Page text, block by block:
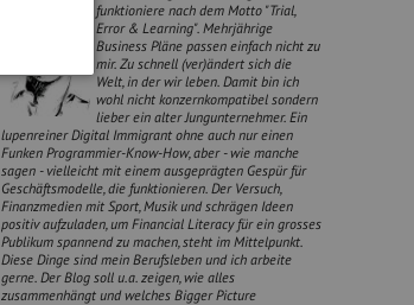
funktioniere nach dem Motto "Trial,
Error & Learning". Mehrjährige
Business Pläne passen einfach nicht zu
mir. Zu schnell (ver)ändert sich die
Welt, in der wir leben. Damit bin ich
wohl nicht konzernkompatibel sondern
lieber ein alter Jungunternehmer. Ein
lupenreiner Digital Immigrant ohne auch nur einen
Funken Programmier-Know-How, aber - wie manche
sagen - vielleicht mit einem ausgeprägten Gespür für
Geschäftsmodelle, die funktionieren. Der Versuch,
Finanzmedien mit Sport, Musik und schrägen Ideen
positiv aufzuladen, um Financial Literacy für ein grosses
Publikum spannend zu machen, steht im Mittelpunkt.
Diese Dinge sind mein Berufsleben und ich arbeite
gerne. Der Blog soll u.a. zeigen, wie alles
zusammenhängt und welches Bigger Picture